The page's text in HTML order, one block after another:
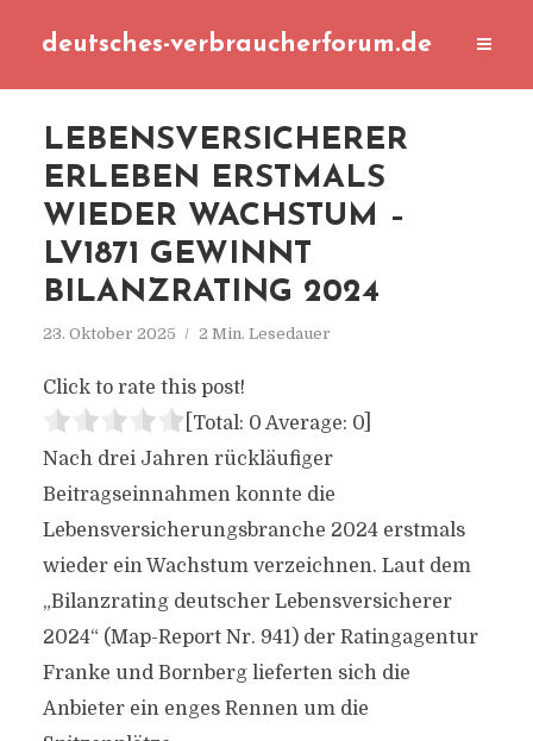
deutsches-verbraucherforum.de
LEBENSVERSICHERER
ERLEBEN ERSTMALS
WIEDER WACHSTUM –
LV1871 GEWINNT
BILANZRATING 2024
23. Oktober 2025 2 Min. Lesedauer
Click to rate this post!
[Total: 0 Average: 0]
Nach drei Jahren rückläufiger
Beitragseinnahmen konnte die
Lebensversicherungsbranche 2024 erstmals
wieder ein Wachstum verzeichnen. Laut dem
„Bilanzrating deutscher Lebensversicherer
2024“ (Map-Report Nr. 941) der Ratingagentur
Franke und Bornberg lieferten sich die
Anbieter ein enges Rennen um die